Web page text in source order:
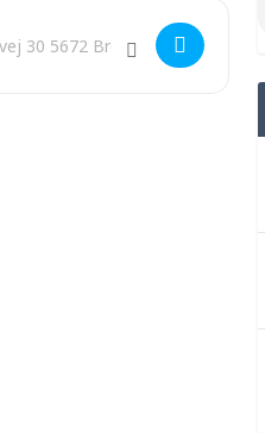
Address - Landsindsamling